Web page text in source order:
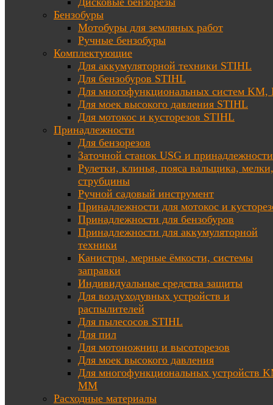
Бензобуры
Мотобуры для земляных работ
Ручные бензобуры
Комплектующие
Для аккумуляторной техники STIHL
Для бензобуров STIHL
Для многофункциональных систем KM,
Для моек высокого давления STIHL
Для мотокос и кусторезов STIHL
Принадлежности
Для бензорезов
Заточной станок USG и принадлежности
Рулетки, клинья, пояса вальщика, мелки,
струбцины
Ручной садовый инструмент
Принадлежности для мотокос и
Принадлежности для бензобуров
Принадлежности для аккумуляторной
техники
Канистры, мерные ёмкости, системы
заправки
Индивидуальные средства защиты
Для воздуходувных устройств и
распылителей
Для пылесосов STIHL
Для пил
Для мотоножниц и высоторезов
Для моек высокого давления
Для многофункциональных устройств
MM
Расходные материалы